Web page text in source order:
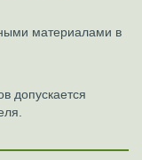
материалами в
допускается